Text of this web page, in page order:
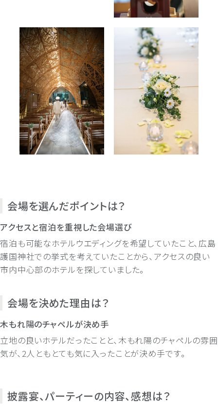
会場を選んだポイントは？
アクセスと宿泊を重視した会場選び
宿泊も可能なホテルウエディングを希望していたこと、広島
護国神社での挙式を考えていたことから、アクセスの良い
市内中心部のホテルを探していました。
会場を決めた理由は？
木もれ陽のチャペルが決め手
立地の良いホテルだったことと、木もれ陽のチャペルの雰囲
気が、2人ともとても気に入ったことが決め手です。
披露宴、パーティーの内容、感想は？